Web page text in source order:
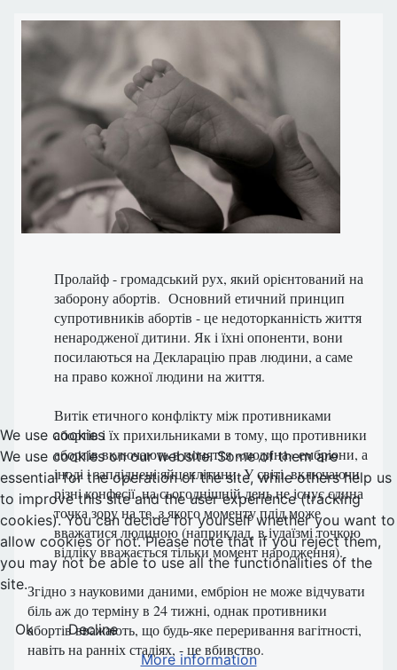
Пролайф - громадський рух, який орієнтований на
заборону абортів. Основний етичний принцип
супротивників абортів - це недоторканність життя
ненародженої дитини. Як і їхні опоненти, вони
посилаються на Декларацію прав людини, а саме
на право кожної людини на життя.
Витік етичного конфлікту між противниками
абортів і їх прихильниками в тому, що противники
абортів включають в поняття «людина» ембріони, а
іноді і запліднені яйцеклітини. У світі, включаючи
різні конфесії, на сьогоднішній день не існує єдина
точка зору на те, з якого моменту плід може
вважатися людиною (наприклад, в іудаїзмі точкою
відліку вважається тільки момент народження).
Згідно з науковими даними, ембріон не може відчувати
біль аж до терміну в 24 тижні, однак противники
абортів вважають, що будь-яке переривання вагітності,
навіть на ранніх стадіях, - це вбивство.
We use cookies
We use cookies on our website. Some of them are
essential for the operation of the site, while others help us
to improve this site and the user experience (tracking
cookies). You can decide for yourself whether you want to
allow cookies or not. Please note that if you reject them,
you may not be able to use all the functionalities of the
site.
Ok
Decline
More information